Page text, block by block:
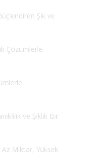
Şık ve
Çözümlerle
ve Şıklık Bir
Az Miktar, Yüksek